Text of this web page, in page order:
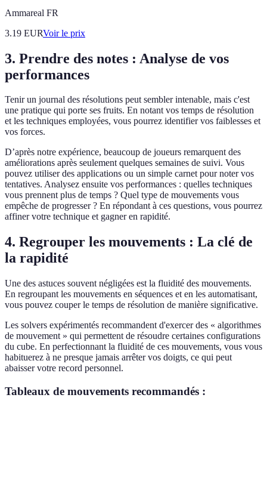
Ammareal FR
3.19 EURVoir le prix
3. Prendre des notes : Analyse de vos
performances
Tenir un journal des résolutions peut sembler intenable, mais c'est
une pratique qui porte ses fruits. En notant vos temps de résolution
et les techniques employées, vous pourrez identifier vos faiblesses et
vos forces.
D’après notre expérience, beaucoup de joueurs remarquent des
améliorations après seulement quelques semaines de suivi. Vous
pouvez utiliser des applications ou un simple carnet pour noter vos
tentatives. Analysez ensuite vos performances : quelles techniques
vous prennent plus de temps ? Quel type de mouvements vous
empêche de progresser ? En répondant à ces questions, vous pourrez
affiner votre technique et gagner en rapidité.
4. Regrouper les mouvements : La clé de
la rapidité
Une des astuces souvent négligées est la fluidité des mouvements.
En regroupant les mouvements en séquences et en les automatisant,
vous pouvez couper le temps de résolution de manière significative.
Les solvers expérimentés recommandent d'exercer des « algorithmes
de mouvement » qui permettent de résoudre certaines configurations
du cube. En perfectionnant la fluidité de ces mouvements, vous vous
habituerez à ne presque jamais arrêter vos doigts, ce qui peut
abaisser votre record personnel.
Tableaux de mouvements recommandés :